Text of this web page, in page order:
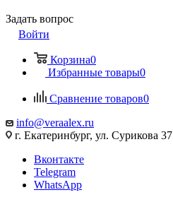
Задать вопрос
Войти
Корзина0
Избранные товары0
Сравнение товаров0
info@veraalex.ru
г. Екатеринбург, ул. Сурикова 37
Вконтакте
Telegram
WhatsApp